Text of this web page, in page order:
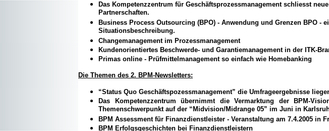
Das Kompetenzzentrum für Geschäftsprozessmanagement schliesst neue
Partnerschaften.
Business Process Outsourcing (BPO) - Anwendung und Grenzen BPO -
Situationsbeschreibung.
Changemanagement im Prozessmanagement
Kundenorientiertes Beschwerde- und Garantiemanagement in der ITK-
Primas online - Prüfmittelmanagement so einfach wie Homebanking
Die Themen des 2. BPM-Newsletters:
“Status Quo Geschäftspozessmanagement” die Umfrageergebnisse
Das Kompetenzzentrum übernimmt die Vermarktung der BPM-
Themenschwerpunkt auf der “Midvision/Midrange 05” im Juni in
BPM Assessment für Finanzdienstleister - Veranstaltung am 7.4.2005 in
BPM Erfolgsgeschichten bei Finanzdienstleistern